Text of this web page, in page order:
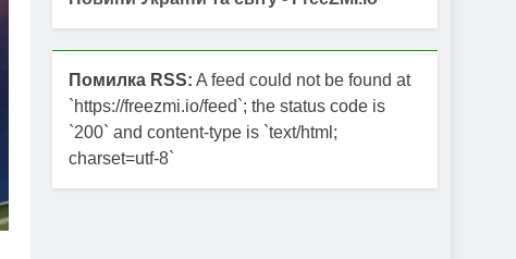
Помилка RSS: A feed could not be found at
`https://freezmi.io/feed`; the status code is
`200` and content-type is `text/html;
charset=utf-8`